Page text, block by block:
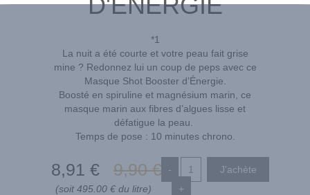
*1
La nuit a été courte et votre peau fait grise
mine ? Redonnez lui un coup de peps avec ce
Masque Shot Booster d’Énergie.
Boosté en spiruline et magnésium marin, ce
masque marin aux fibres d’algues lisse et
défatigue la peau.
Temps de pose : 10 minutes chrono.
8,91 € 9,90 €
(soit 495.00 € du litre)
-
+